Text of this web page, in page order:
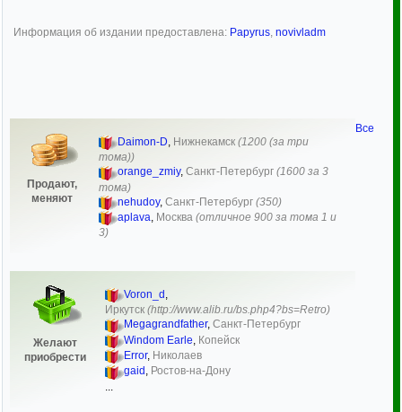
Информация об издании предоставлена: Papyrus novivladm
Продают,
меняют
Daimon-D, Нижнекамск (1200 (за три
тома))
orange_zmiy, Санкт-Петербург (1600 за 3
тома)
nehudoy, Санкт-Петербург (350)
aplava, Москва (отличное 900 за тома 1 и
3)
Желают
приобрести
Voron_d ,
Иркутск (http://www.alib.ru/bs.php4?bs=Retro)
Megagrandfather, Санкт-Петербург
Windom Earle Копейск
Error, Николаев
gaid , Ростов-на-Дону
Все